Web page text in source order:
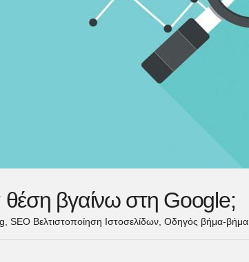
θέση βγαίνω στη Google;
SEO Βελτιστοποίηση Ιστοσελίδων Οδηγός βήμα-βήμα